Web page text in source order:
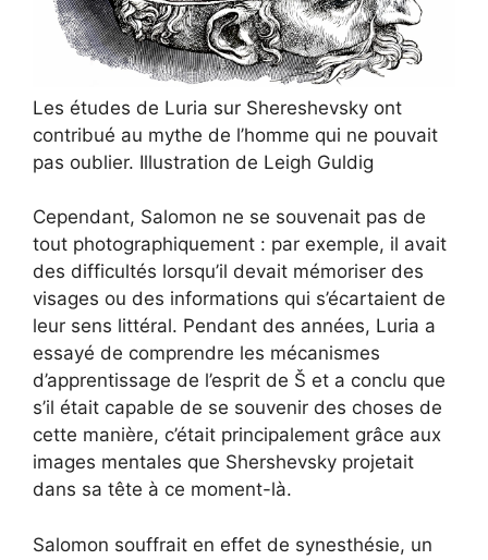
Les études de Luria sur Shereshevsky ont
contribué au mythe de l’homme qui ne pouvait
pas oublier. Illustration de Leigh Guldig
Cependant, Salomon ne se souvenait pas de
tout photographiquement : par exemple, il avait
des difficultés lorsqu’il devait mémoriser des
visages ou des informations qui s’écartaient de
leur sens littéral. Pendant des années, Luria a
essayé de comprendre les mécanismes
d’apprentissage de l’esprit de Š et a conclu que
s’il était capable de se souvenir des choses de
cette manière, c’était principalement grâce aux
images mentales que Shershevsky projetait
dans sa tête à ce moment-là.
Salomon souffrait en effet de synesthésie, un